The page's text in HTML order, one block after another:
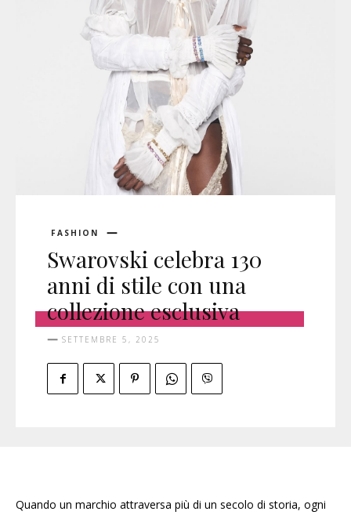
FASHION
Swarovski celebra 130
anni di stile con una
collezione esclusiva
SETTEMBRE 5, 2025
Quando un marchio attraversa più di un secolo di storia, ogni